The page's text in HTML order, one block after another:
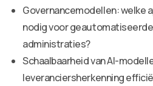
Governancemodellen: welke
nodig voor
administraties?
Schaalbaarheid van AI-
leveranciersherkenning